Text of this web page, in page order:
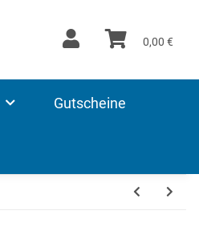
0,00 €
Gutscheine